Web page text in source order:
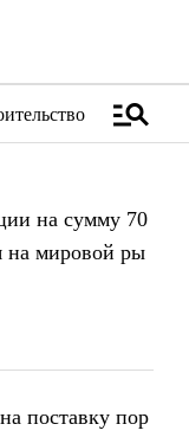
manage_search
на сумму 70
на мировой ры
поставку пор